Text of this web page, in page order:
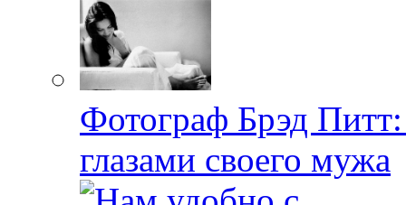
Фотограф Брэд
глазами своего мужа